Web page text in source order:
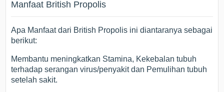
Manfaat British Propolis
Apa Manfaat dari British Propolis ini diantaranya sebagai
berikut:
Membantu meningkatkan Stamina, Kekebalan tubuh
terhadap serangan virus/penyakit dan Pemulihan tubuh
setelah sakit.